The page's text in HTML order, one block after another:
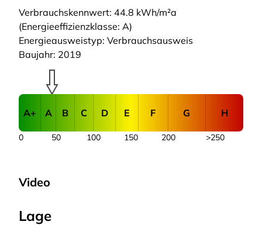
Verbrauchskennwert: 44.8 kWh/m²a
(Energieeffizienzklasse: A)
Energieausweistyp: Verbrauchsausweis
Baujahr: 2019
A+ A B C D E F G H
50 100 150 200
0 >250
Video
Lage